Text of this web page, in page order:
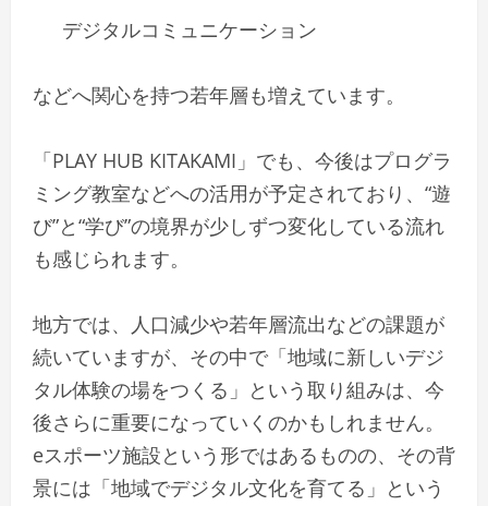
デジタルコミュニケーション
などへ関心を持つ若年層も増えています。
「PLAY HUB KITAKAMI」でも、今後はプログラ
ミング教室などへの活用が予定されており、“遊
び”と“学び”の境界が少しずつ変化している流れ
も感じられます。
地方では、人口減少や若年層流出などの課題が
続いていますが、その中で「地域に新しいデジ
タル体験の場をつくる」という取り組みは、今
後さらに重要になっていくのかもしれません。
eスポーツ施設という形ではあるものの、その背
景には「地域でデジタル文化を育てる」という